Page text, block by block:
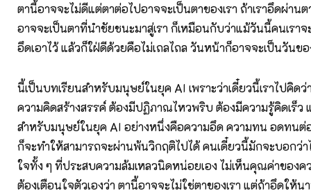
ตานี้อาจจะไม่ดีแต่ตาต่อไปอาจจะเป็นตาของเรา ถ้าเราอึดผ่าน
อาจจะเป็นตาที่นำชัยชนะมาสู่เรา ก็เหมือนกับว่าแม้วันนี้คนเรา
อึดเอาไว้ แล้วก็ใฝ่ดีด้วยคือไม่เถลไถล วันหน้าก็อาจจะเป็นวันขอ
นี้เป็นบทเรียนสำหรับมนุษย์ในยุค AI เพราะว่าเดี๋ยวนี้เราไปคิด
ความคิดสร้างสรรค์ ต้องมีปฏิภาณไหวพริบ ต้องมีความรู้คิดเร็ว
สำหรับมนุษย์ในยุค AI อย่างหนึ่งคือความอึด ความทน อดทนต่
ก็จะทำให้สามารถจะผ่านพ้นวิกฤติไปได้ คนเดี๋ยวนี้มักจะบอกว่า
ใจทั้ง ๆ ที่ประสบความล้มเหลวนิดหน่อยเอง ไม่เห็นคุณค่าของ
ต้องเตือนใจตัวเองว่า ตานี้อาจจะไม่ใช่ตาของเรา แต่ถ้าอึดให้น